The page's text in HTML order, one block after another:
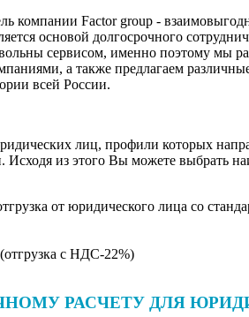
компании Factor group -
основой долгосрочного
сервисом, именно поэтому мы
а также предлагаем
всей России.
лиц, профили которых
из этого Вы можете выбрать
от юридического лица со
c НДС-22%)
РАСЧЕТУ ДЛЯ